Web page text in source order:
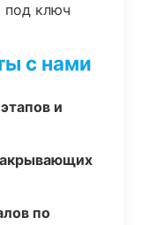
под ключ
с нами
и
по